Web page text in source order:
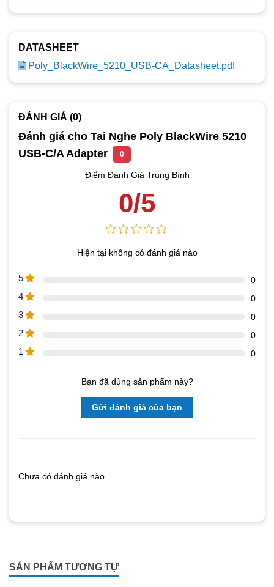
DATASHEET
Poly_BlackWire_5210_USB-CA_Datasheet.pdf
ĐÁNH GIÁ (0)
Đánh giá cho Tai Nghe Poly BlackWire 5210
USB-C/A Adapter
0
Điểm Đánh Giá Trung Bình
0/5
Hiện tại không có đánh giá nào
5 0
4 0
3 0
2 0
1 0
Bạn đã dùng sản phẩm này?
Gửi đánh giá của bạn
Chưa có đánh giá nào.
SẢN PHẨM TƯƠNG TỰ